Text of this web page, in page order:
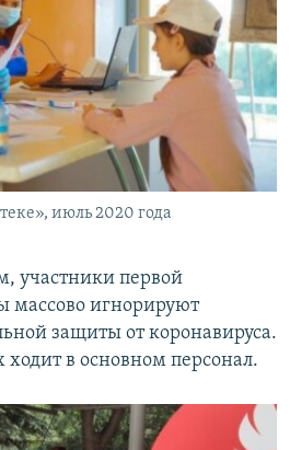
июль 2020 года
участники первой
массово игнорируют
защиты от коронавируса.
ходит в основном персонал.